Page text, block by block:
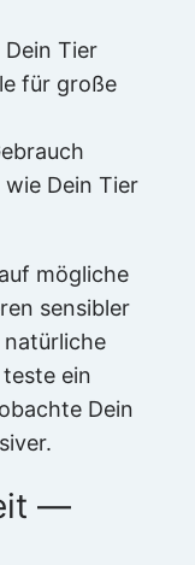
Dein Tier
für große
Dein Tier
mögliche
sensibler
ein
Dein
—